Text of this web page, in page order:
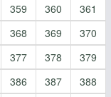
359 360
361
368 369
370
377 378
379
386 387
388